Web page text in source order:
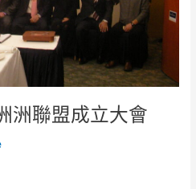
洲聯盟成立大會